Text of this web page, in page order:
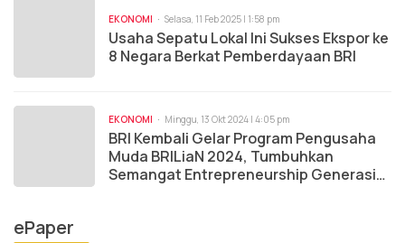
EKONOMI Selasa, 11 Feb 2025 | 1:58 pm
Usaha Sepatu Lokal Ini Sukses Ekspor ke
8 Negara Berkat Pemberdayaan BRI
EKONOMI Minggu, 13 Okt 2024 | 4:05 pm
BRI Kembali Gelar Program Pengusaha
Muda BRILiaN 2024, Tumbuhkan
Semangat Entrepreneurship Generasi
ePaper